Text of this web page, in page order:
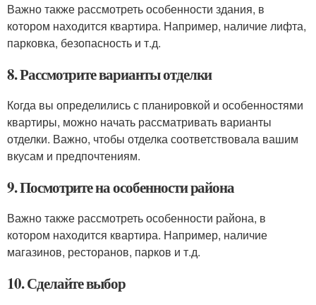
Важно также рассмотреть особенности здания, в
котором находится квартира. Например, наличие лифта,
парковка, безопасность и т.д.
8. Рассмотрите варианты отделки
Когда вы определились с планировкой и особенностями
квартиры, можно начать рассматривать варианты
отделки. Важно, чтобы отделка соответствовала вашим
вкусам и предпочтениям.
9. Посмотрите на особенности района
Важно также рассмотреть особенности района, в
котором находится квартира. Например, наличие
магазинов, ресторанов, парков и т.д.
10. Сделайте выбор